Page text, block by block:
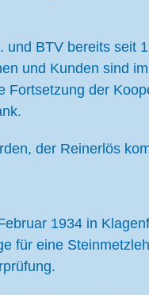
BTV bereits seit
und Kunden sind
Fortsetzung der
der Reinerlös
1934 in
für eine